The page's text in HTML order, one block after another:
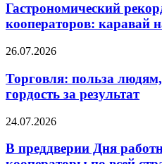
Гастрономический
кооператоров: каравай
26.07.2026
Торговля: польза
гордость за результат
24.07.2026
В преддверии Дня